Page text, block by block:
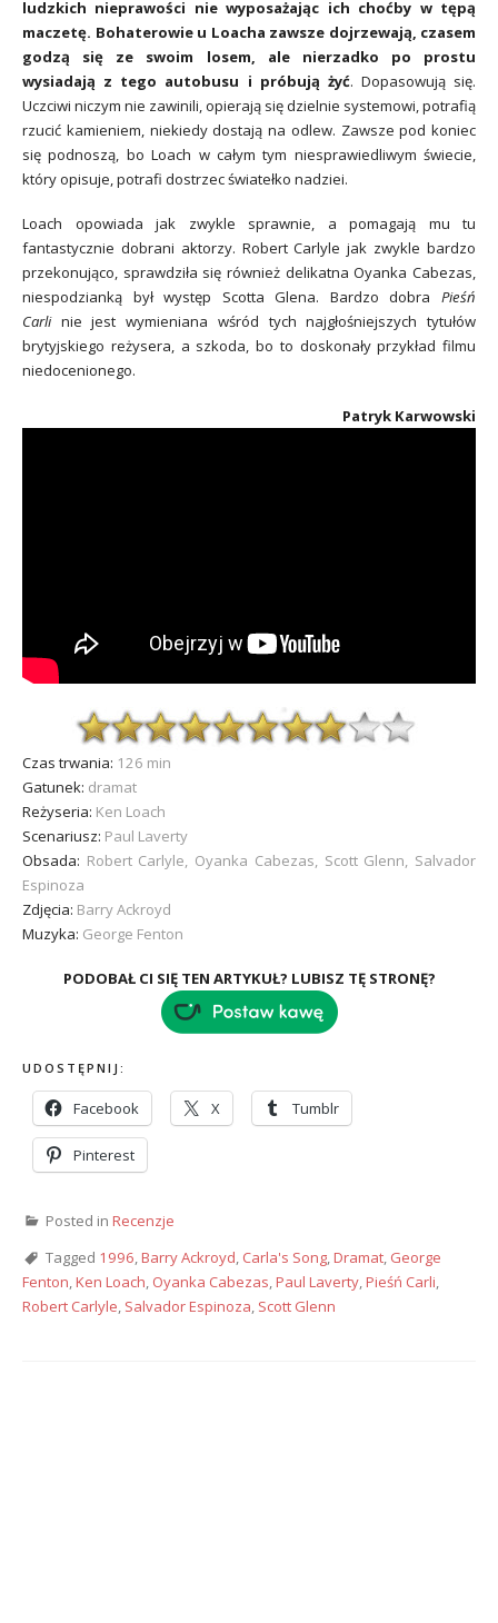
ludzkich nieprawości nie wyposażając ich choćby w tępą
maczetę. Bohaterowie u Loacha zawsze dojrzewają, czasem
godzą się ze swoim losem, ale nierzadko po prostu
wysiadają z tego autobusu i próbują żyć. Dopasowują się.
Uczciwi niczym nie zawinili, opierają się dzielnie systemowi, potrafią
rzucić kamieniem, niekiedy dostają na odlew. Zawsze pod koniec
się podnoszą, bo Loach w całym tym niesprawiedliwym świecie,
który opisuje, potrafi dostrzec światełko nadziei.
Loach opowiada jak zwykle sprawnie, a pomagają mu tu
fantastycznie dobrani aktorzy. Robert Carlyle jak zwykle bardzo
przekonująco, sprawdziła się również delikatna Oyanka Cabezas,
niespodzianką był występ Scotta Glena. Bardzo dobra Pieśń
Carlinie jest wymieniana wśród tych najgłośniejszych tytułów
brytyjskiego reżysera, a szkoda, bo to doskonały przykład filmu
niedocenionego.
Patryk Karwowski
Czas trwania: 126 min
Gatunek: dramat
Reżyseria: Ken Loach
Scenariusz: Paul Laverty
Obsada: Robert Carlyle, Oyanka Cabezas, Scott Glenn, Salvador
Espinoza
Zdjęcia: Barry Ackroyd
Muzyka: George Fenton
PODOBAŁ CI SIĘ TEN ARTYKUŁ? LUBISZ TĘ STRONĘ?
UDOSTĘPNIJ:
Facebook X Tumblr
Pinterest
Posted in Recenzje
Tagged 1996,Barry Ackroyd, Carla's Song,Dramat, George
Fenton,Ken Loach, Oyanka Cabezas,Paul Laverty,Pieśń Carli,
Robert Carlyle, Salvador Espinoza, Scott Glenn